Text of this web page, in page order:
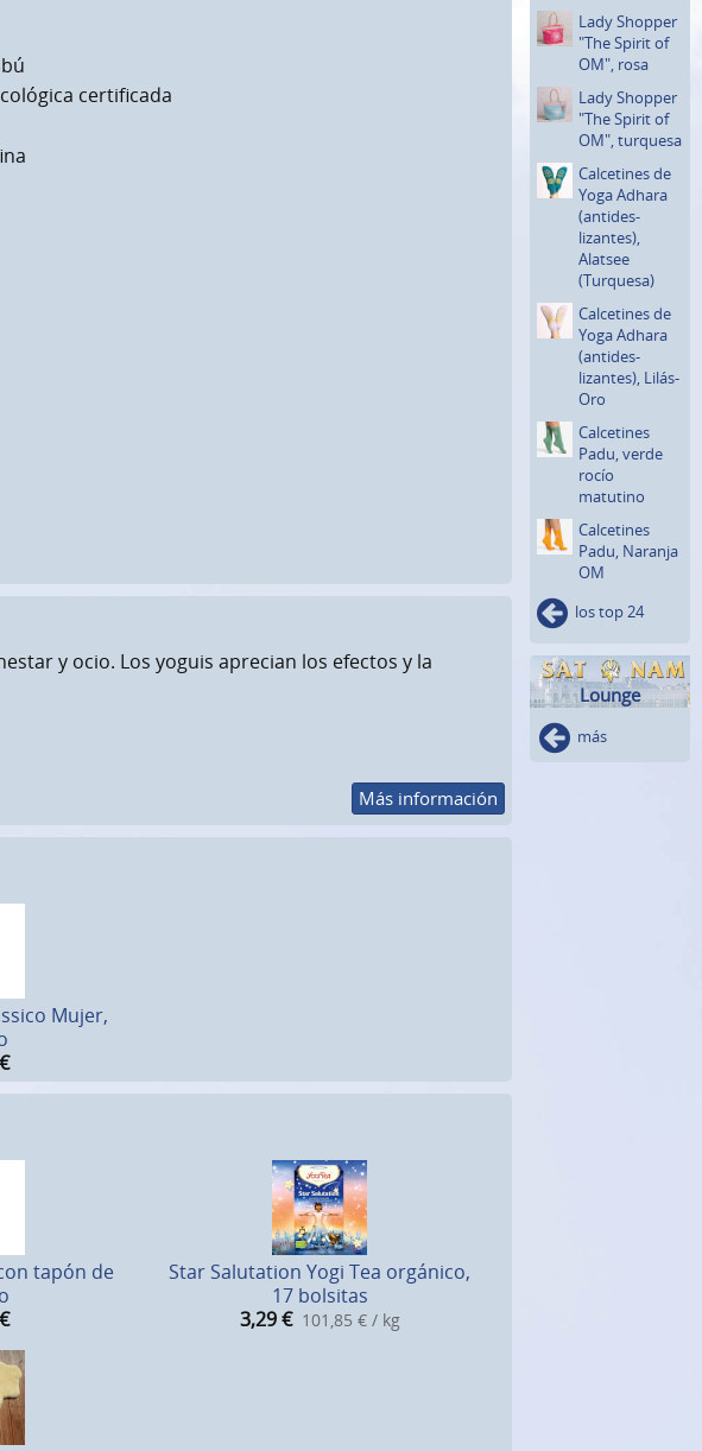
certificada
y ocio. Los yoguis aprecian los efectos y la
Más información
Mujer,
€
tapón de
€
Star Salutation Yogi Tea orgánico,
17 bolsitas
3,29 € 101,85 € / kg
Lady Shopper
"The Spirit of
OM", rosa
Lady Shopper
"The Spirit of
OM", turquesa
Calcetines de
Yoga Adhara
(antides­
lizantes)­,
Alatsee
(Turquesa)
Calcetines de
Yoga Adhara
(antides­
lizantes)­, Lilás-
Oro
Calcetines
Padu, verde
rocío
matutino
Calcetines
Padu, Naranja
OM
los top 24
Lounge
más